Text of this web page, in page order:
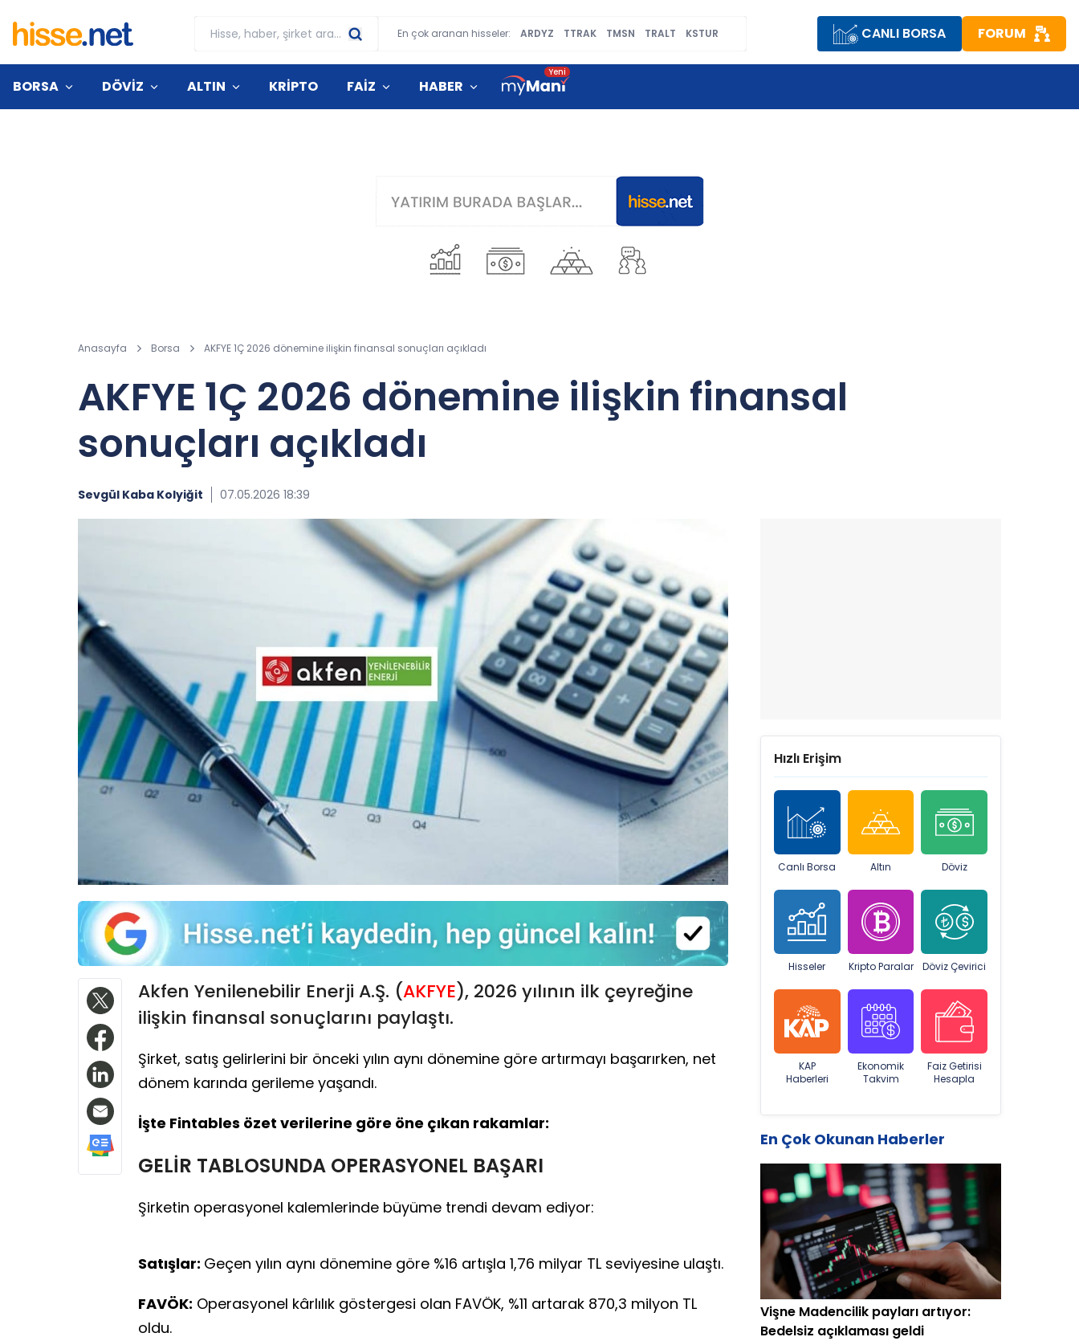
En çok aranan hisseler: ARDYZ TTRAK TMSN TRALT KSTUR CANLI BORSA FORUM
BORSA DÖVİZ ALTIN KRİPTO FAİZ HABER
Anasayfa Borsa AKFYE 1Ç 2026 dönemine ilişkin finansal sonuçları açıkladı
AKFYE 1Ç 2026 dönemine ilişkin finansal
sonuçları açıkladı
Sevgül Kaba Kolyiğit 07.05.2026 18:39
Akfen Yenilenebilir Enerji A.Ş. (AKFYE), 2026 yılının ilk çeyreğine
ilişkin finansal sonuçlarını paylaştı.
Şirket, satış gelirlerini bir önceki yılın aynı dönemine göre artırmayı başarırken, net
dönem karında gerileme yaşandı.
İşte Fintables özet verilerine göre öne çıkan rakamlar:
GELİR TABLOSUNDA OPERASYONEL BAŞARI
Şirketin operasyonel kalemlerinde büyüme trendi devam ediyor:
Satışlar: Geçen yılın aynı dönemine göre %16 artışla 1,76 milyar TL seviyesine ulaştı.
FAVÖK: Operasyonel kârlılık göstergesi olan FAVÖK, %11 artarak 870,3 milyon TL
oldu.
Hızlı Erişim
Canlı Borsa Altın Döviz
Hisseler Kripto Paralar Döviz Çevirici
KAP
Haberleri
Ekonomik
Takvim
Faiz Getirisi
Hesapla
En Çok Okunan Haberler
Vişne Madencilik payları artıyor:
Bedelsiz açıklaması geldi